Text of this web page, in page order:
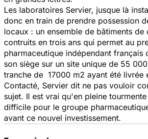
Les laboratoires Servier, jusque là
donc en train de prendre possession
locaux : un ensemble de bâtiments de
contruits en trois ans qui permet au
pharmaceutique indépendant français
son siège sur un site unique de 55
tranche de 17000 m2 ayant été livrée
Contacté, Servier dit ne pas vouloir
sujet. Il est vrai qu'en pleine
difficile pour le groupe
avant ce nouvel investissement.